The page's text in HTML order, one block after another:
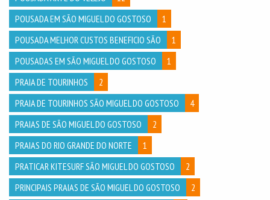
POUSADA EM SÃO MIGUEL DO GOSTOSO
1
POUSADA MELHOR CUSTOS BENEFICIO SÃO
1
POUSADAS EM SÃO MIGUEL DO GOSTOSO
1
PRAIA DE TOURINHOS
2
PRAIA DE TOURINHOS SÃO MIGUEL DO GOSTOSO
4
PRAIAS DE SÃO MIGUEL DO GOSTOSO
2
PRAIAS DO RIO GRANDE DO NORTE
1
PRATICAR KITESURF SÃO MIGUEL DO GOSTOSO
2
PRINCIPAIS PRAIAS DE SÃO MIGUEL DO GOSTOSO
2